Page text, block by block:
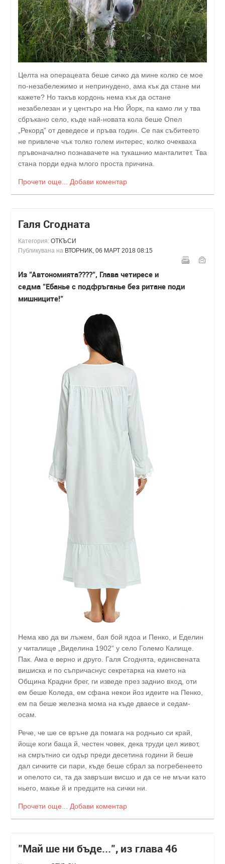
Целта на операцеата беше сичко да мине колко се мое
по-незабележимо и непринудено, ама кък да стане ми
кажете? Но такъв кордонь нема кък да остане
незабелезан и у центъро на Ню Йорк, па камо ли у тва
сбръкано село, къде най-новата кола беше Опел
„Рекорд” от деведесе и пръва годин. Се пак събитеето
не привлече чък толко голем интерес, колко очекваха
пръвоначално познавачете на тукашнио манталитет. Тва
стана порди една млого проста причина.
Прочети още... Добави коментар
Галя Сгодната
Категория: ОТКЪСИ
Публикувана на ВТОРНИК, 06 МАРТ 2018 08:15
Из "Автономията????", Глава четиресе и
седма "Ебанье с подфръганье без ритане поди
мишниците!"
Нема кво да ви лъжем, бая бой ядоа и Пенко, и Еделин
у читалище „Виделина 1902“ у село Големо Калище.
Пак. Ама е верно и друго. Галя Сгоднята, единсвената
вишиска и по съпричаснус секретарка на кмето на
Община Крадни брег, ги изведе през заднио вход, оти
ем беше Коледа, ем сфана некои йоз идеите на Пенко,
ем па беше железна мома на къде дваесе и седам-
осам.
Рече, че ше се връне да помага на родньио си край,
йоще коги баща й, честен човек, дека труди цел живот,
на смрътнио си одър преди десетина години й беше
дал сичките си пари, къде беше сбрал за погребенеето
и опелото си, та да завръши висшо и да се не мъчи като
ньего, макье й и предците на сички ни.
Прочети още... Добави коментар
"Май ше ни бъде...", из глава 46